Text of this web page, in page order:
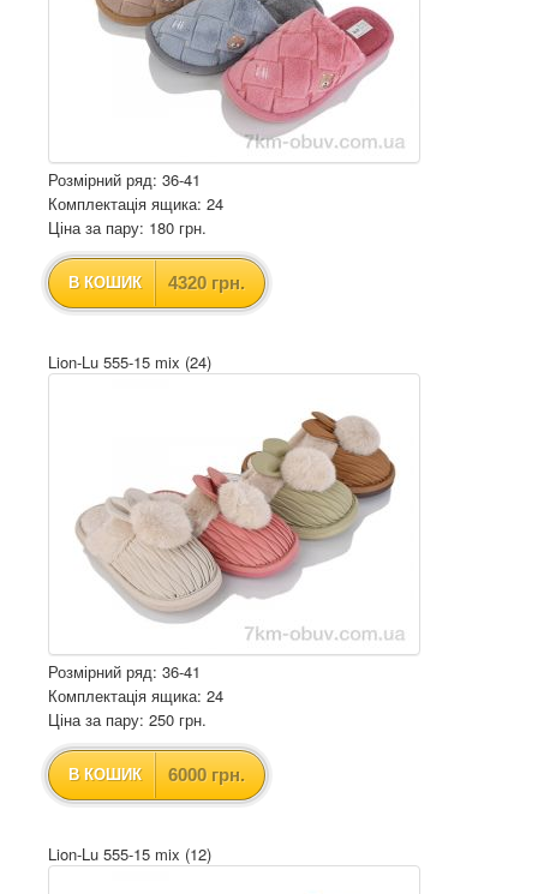
Розмірний ряд: 36-41
Комплектація ящика: 24
Ціна за пару: 180 грн.
В КОШИК 4320 грн.
Lion-Lu 555-15 mix (24)
Розмірний ряд: 36-41
Комплектація ящика: 24
Ціна за пару: 250 грн.
В КОШИК 6000 грн.
Lion-Lu 555-15 mix (12)